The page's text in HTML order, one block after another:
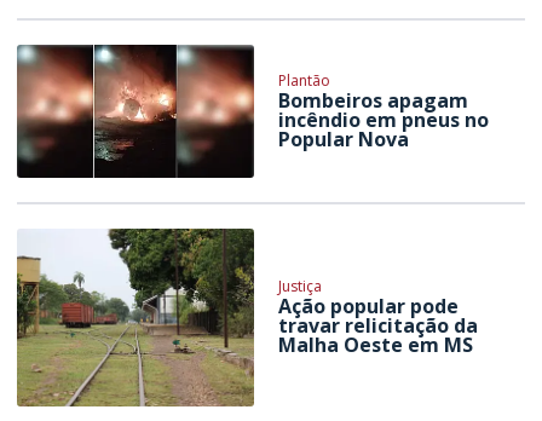
Plantão
Bombeiros apagam
incêndio em pneus no
Popular Nova
Justiça
Ação popular pode
travar relicitação da
Malha Oeste em MS